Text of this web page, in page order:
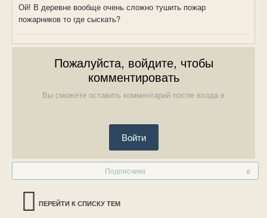
Ой! В деревне вообще очень сложно тушить пожар
пожарников то где сыскать?
Пожалуйста, войдите, чтобы
комментировать
Вы сможете оставить комментарий после входа в
Войти
Подписчики 0
ПЕРЕЙТИ К СПИСКУ ТЕМ